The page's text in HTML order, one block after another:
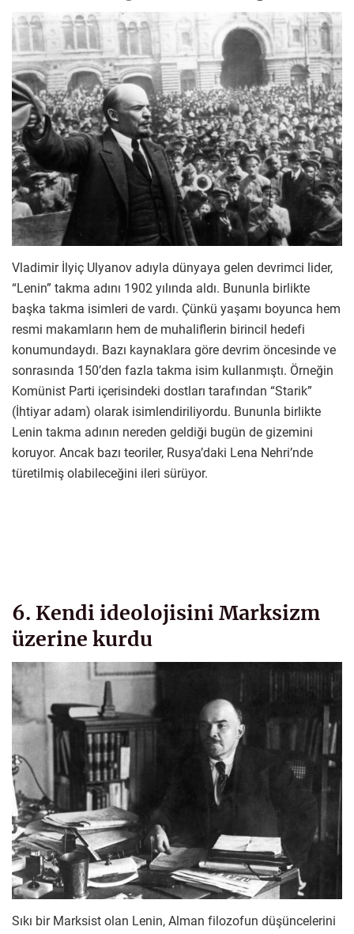
Vladimir İlyiç Ulyanov adıyla dünyaya gelen devrimci lider,
“Lenin” takma adını 1902 yılında aldı. Bununla birlikte
başka takma isimleri de vardı. Çünkü yaşamı boyunca hem
resmi makamların hem de muhaliflerin birincil hedefi
konumundaydı. Bazı kaynaklara göre devrim öncesinde ve
sonrasında 150’den fazla takma isim kullanmıştı. Örneğin
Komünist Parti içerisindeki dostları tarafından “Starik”
(İhtiyar adam) olarak isimlendiriliyordu. Bununla birlikte
Lenin takma adının nereden geldiği bugün de gizemini
koruyor. Ancak bazı teoriler, Rusya’daki Lena Nehri’nde
türetilmiş olabileceğini ileri sürüyor.
6. Kendi ideolojisini Marksizm
üzerine kurdu
Sıkı bir Marksist olan Lenin, Alman filozofun düşüncelerini